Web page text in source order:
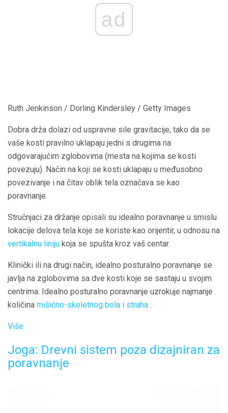
ad
Ruth Jenkinson / Dorling Kindersley / Getty Images
Dobra drža dolazi od uspravne sile gravitacije, tako da se
vaše kosti pravilno uklapaju jedni s drugima na
odgovarajućim zglobovima (mesta na kojima se kosti
povezuju). Način na koji se kosti uklapaju u međusobno
povezivanje i na čitav oblik tela označava se kao
poravnanje.
Stručnjaci za držanje opisali su idealno poravnanje u smislu
lokacije delova tela koje se koriste kao orijentir, u odnosu na
vertikalnu liniju koja se spušta kroz vaš centar.
Klinički ili na drugi način, idealno posturalno poravnanje se
javlja na zglobovima sa dve kosti koje se sastaju u svojim
centrima. Idealno posturalno poravnanje uzrokuje najmanje
količina mišićno-skeletnog bola i straha .
Više
Joga: Drevni sistem poza dizajniran za
poravnanje